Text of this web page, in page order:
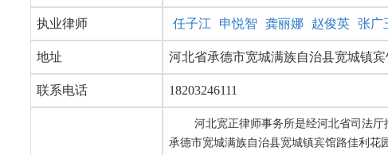
执业律师 任子江 申悦智 龚丽娜 赵俊英 张广
地址 河北省承德市宽城满族自治县宽城镇
联系电话 18203246111
河北宽正律师事务所是经河北省司法
承德市宽城满族自治县宽城镇宾馆路佳利花